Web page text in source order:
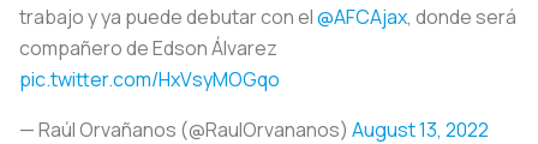
trabajo y ya puede debutar con el@AFCAjax, donde será
compañero de Edson Álvarez
pic.twitter.com/HxVsyMOGqo
— Raúl Orvañanos (@RaulOrvananos) August 13, 2022